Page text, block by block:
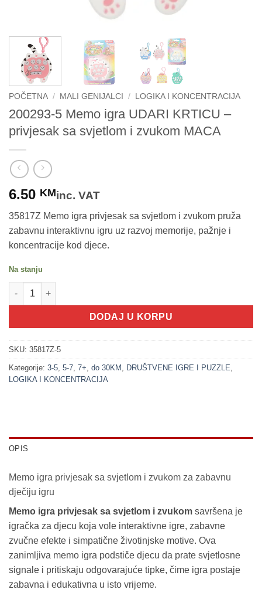
POČETNA / MALI GENIJALCI / LOGIKA I KONCENTRACIJA
200293-5 Memo igra UDARI KRTICU –
privjesak sa svjetlom i zvukom MACA
6.50 KMinc. VAT
35817Z Memo igra privjesak sa svjetlom i zvukom pruža
zabavnu interaktivnu igru uz razvoj memorije, pažnje i
koncentracije kod djece.
Na stanju
200293-5 Memo igra UDARI KRTICU - privjesak sa svjetlom i
DODAJ U KORPU
SKU: 35817Z-5
Kategorije: 3-5 5-7 7+ do 30KM DRUŠTVENE IGRE I PUZZLE
LOGIKA I KONCENTRACIJA
OPIS
Memo igra privjesak sa svjetlom i zvukom za zabavnu
dječiju igru
Memo igra privjesak sa svjetlom i zvukom savršena je
igračka za djecu koja vole interaktivne igre, zabavne
zvučne efekte i simpatične životinjske motive. Ova
zanimljiva memo igra podstiče djecu da prate svjetlosne
signale i pritiskaju odgovarajuće tipke, čime igra postaje
zabavna i edukativna u isto vrijeme.